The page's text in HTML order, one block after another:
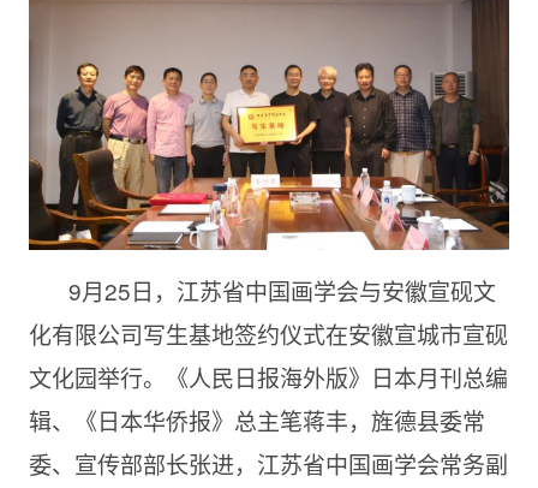
9月25日，江苏省中国画学会与安徽宣砚文
化有限公司写生基地签约仪式在安徽宣城市宣砚
文化园举行。《人民日报海外版》日本月刊总编
辑、《日本华侨报》总主笔蒋丰，旌德县委常
委、宣传部部长张进，江苏省中国画学会常务副